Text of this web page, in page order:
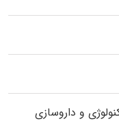
و داروسازی